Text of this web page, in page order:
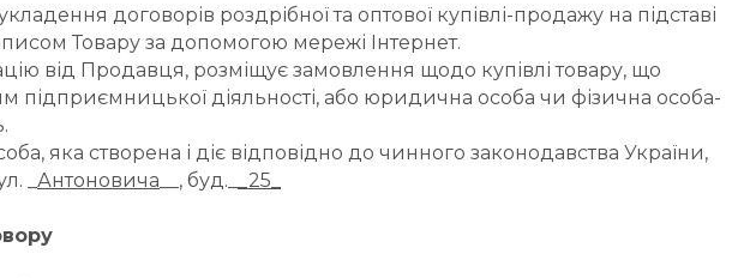
договорів роздрібної та оптової купівлі-продажу на підставі
Товару за допомогою мережі Інтернет.
від Продавця, розміщує замовлення щодо купівлі товару, що
підприємницької діяльності, або юридична особа чи фізична особа-
яка створена і діє відповідно до чинного законодавства України,
_ Антоновича __, буд._ _25_